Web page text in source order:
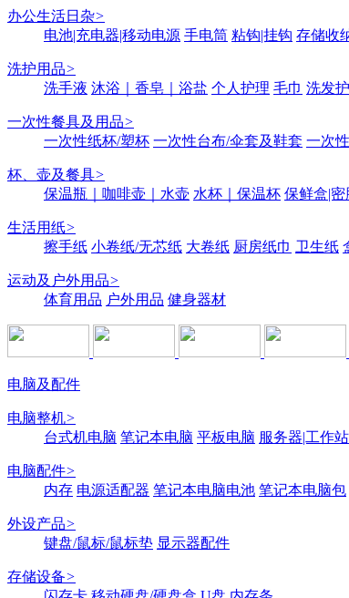
办公生活日杂>
电池|充电器|移动电源 手电筒 粘钩|挂钩 存储收
洗护用品>
洗手液 沐浴｜香皂｜浴盐 个人护理 毛巾 洗发
一次性餐具及用品>
一次性纸杯/塑杯 一次性台布/伞套及鞋套 一次
杯、壶及餐具>
保温瓶｜咖啡壶｜水壶 水杯｜保温杯 保鲜盒|密
生活用纸>
擦手纸 小卷纸/无芯纸 大卷纸 厨房纸巾 卫生纸
运动及户外用品>
体育用品 户外用品 健身器材
电脑及配件
电脑整机>
台式机电脑 笔记本电脑 平板电脑 服务器|工作站
电脑配件>
内存 电源适配器 笔记本电脑电池 笔记本电脑包
外设产品>
键盘/鼠标/鼠标垫 显示器配件
存储设备>